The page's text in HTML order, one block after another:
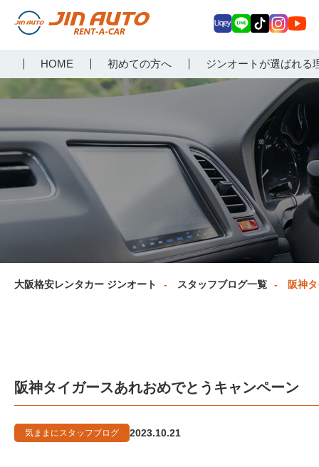
らジンオートレンタカー
HOME 初めての方へ ジンオートが選ばれる
ey E
Tokagr
am
uT
ub
大阪格安レンタカー ジンオート スタッフブログ一覧 阪神
阪神タイガースあれおめでとうキャンペーン
気ままにスタッフブログ 2023.10.21